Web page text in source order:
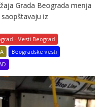
Grada Beograda menja
iz
- Vesti Beograd
Beogradske vesti